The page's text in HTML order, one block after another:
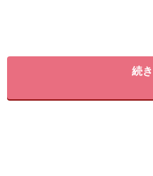
で、初夏のころに赤黒く
ぱくて美味しいフルーツ
れ、美に貢献するスーパ
続